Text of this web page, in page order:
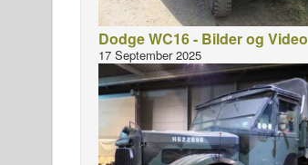
Dodge WC16 - Bilder og Video
17 September 2025